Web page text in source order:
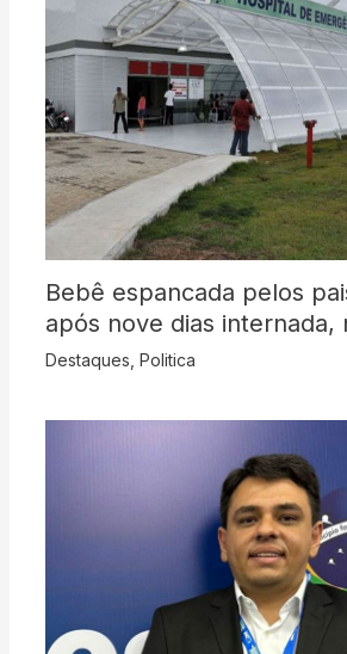
Bebê espancada pelos
após nove dias internada,
Destaques Politica